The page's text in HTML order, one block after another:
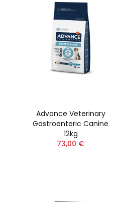
Advance Veterinary
Gastroenteric Canine
12kg
73,00 €